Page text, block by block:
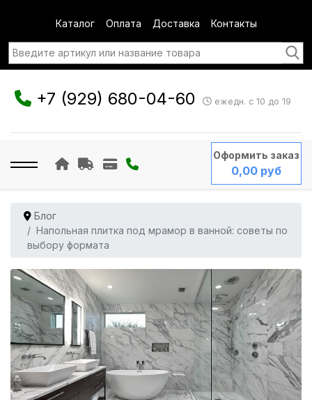
Каталог Оплата Доставка Контакты
+7 (929) 680-04-60 ежедн. с 10 до 19
Оформить заказ
0,00 руб
Блог
Напольная плитка под мрамор в ванной: советы по
выбору формата